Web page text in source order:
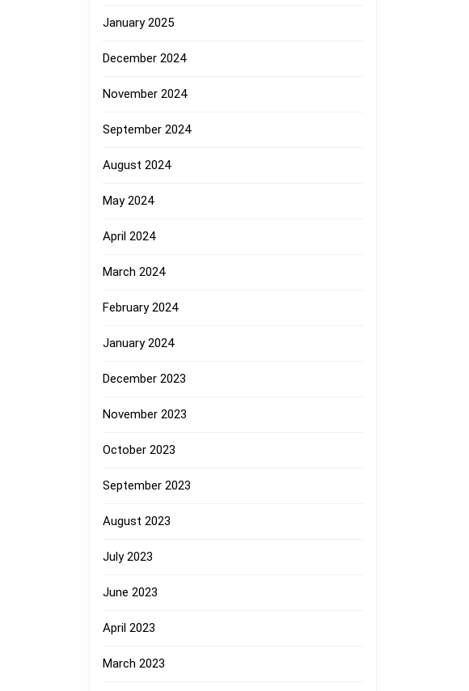
January 2025
December 2024
November 2024
September 2024
August 2024
May 2024
April 2024
March 2024
February 2024
January 2024
December 2023
November 2023
October 2023
September 2023
August 2023
July 2023
June 2023
April 2023
March 2023